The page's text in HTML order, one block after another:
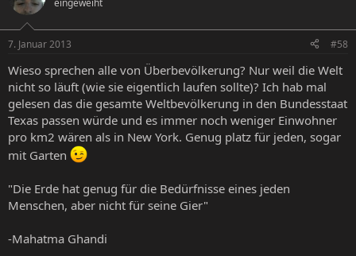
eingeweiht
7. Januar 2013 #58
Wieso sprechen alle von Überbevölkerung? Nur weil die Welt
nicht so läuft (wie sie eigentlich laufen sollte)? Ich hab mal
gelesen das die gesamte Weltbevölkerung in den Bundesstaat
Texas passen würde und es immer noch weniger Einwohner
pro km2 wären als in New York. Genug platz für jeden, sogar
mit Garten
"Die Erde hat genug für die Bedürfnisse eines jeden
Menschen, aber nicht für seine Gier"
-Mahatma Ghandi